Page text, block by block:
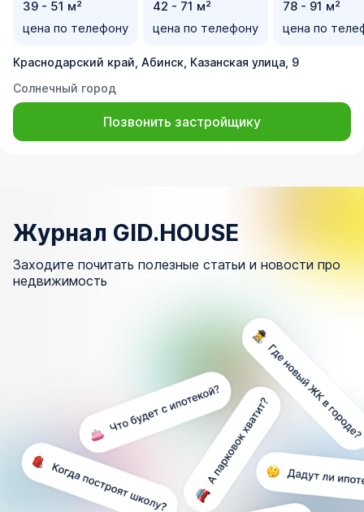
39 - 51 м²
цена по телефону
42 - 71 м²
цена по телефону
78 - 91 м²
цена по
Краснодарский край, Абинск, Казанская улица, 9
Солнечный город
Позвонить застройщику
Журнал GID.HOUSE
Заходите почитать полезные статьи и новости про
недвижимость